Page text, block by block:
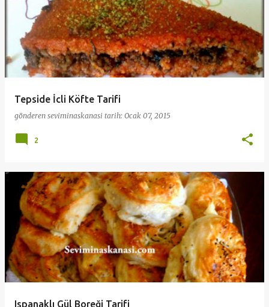
Tepside İcli Köfte Tarifi
gönderen seviminaskanasi tarih: Ocak 07, 2015
2
Ispanaklı Gül Boreği Tarifi